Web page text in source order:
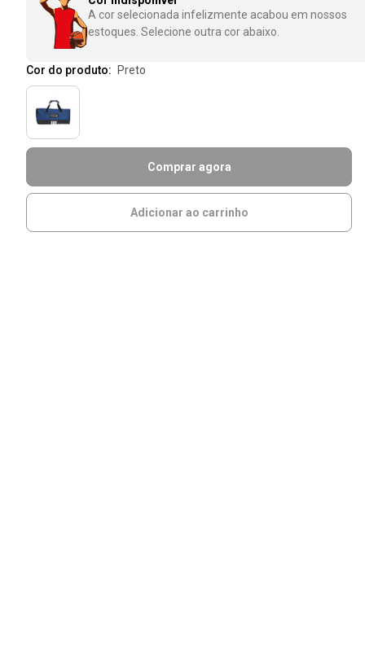
A cor selecionada infelizmente acabou em nossos
estoques. Selecione outra cor abaixo.
Cor do produto: preto
Comprar agora
Adicionar ao carrinho